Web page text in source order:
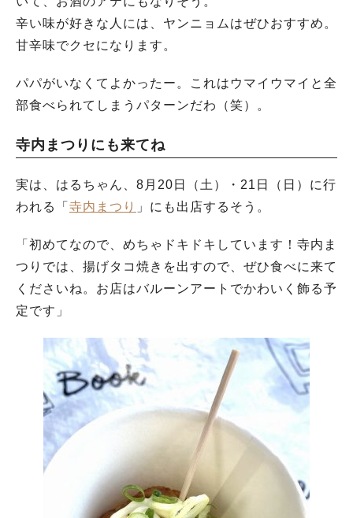
辛い味が好きな人には、ヤンニョムはぜひおすすめ。
甘辛味でクセになります。
パパがいなくてよかったー。これはウマイウマイと全
部食べられてしまうパターンだわ（笑）。
寺内まつりにも来てね
実は、はるちゃん、8月20日（土）・21日（日）に行
われる「 寺内まつり 」にも出店するそう。
「初めてなので、めちゃドキドキしています！寺内ま
つりでは、揚げタコ焼きを出すので、ぜひ食べに来て
くださいね。お店はバルーンアートでかわいく飾る予
定です」